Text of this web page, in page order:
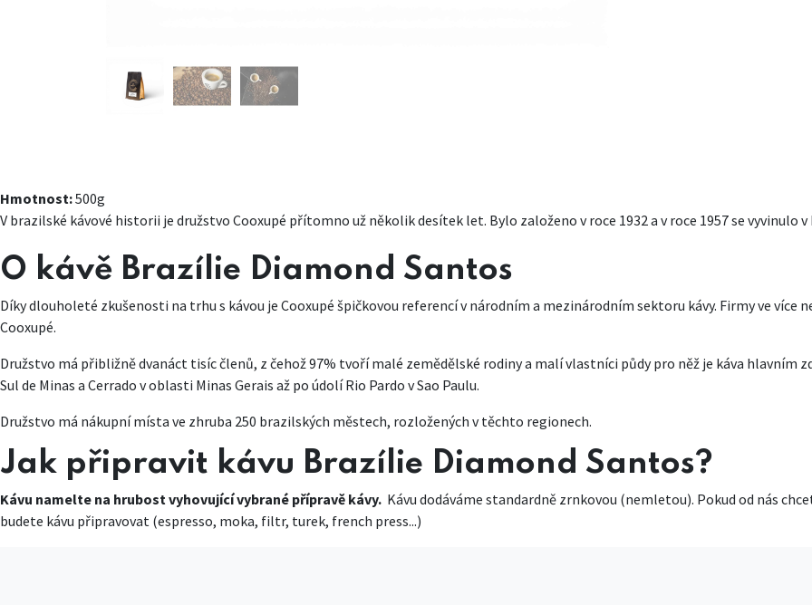
Hmotnost:500g
V brazilské kávové historii je družstvo Cooxupé přítomno už několik desítek let. Bylo založeno v roce 1932 a v roce 1957 se vyvinulo
O kávě Brazílie Diamond Santos
Díky dlouholeté zkušenosti na trhu s kávou je Cooxupé špičkovou referencí v národním a mezinárodním sektoru kávy. Firmy ve
Cooxupé.
Družstvo má přibližně dvanáct tisíc členů, z čehož 97% tvoří malé zemědělské rodiny a malí vlastníci půdy pro něž je káva hlavním
Sul de Minas a Cerrado v oblasti Minas Gerais až po údolí Rio Pardo v Sao Paulu.
Družstvo má nákupní místa ve zhruba 250 brazilských městech, rozložených v těchto regionech.
Jak připravit kávu Brazílie Diamond Santos?
Kávu namelte na hrubost vyhovující vybrané přípravě kávy. Kávu dodáváme standardně zrnkovou (nemletou). Pokud od nás
budete kávu připravovat (espresso, moka, filtr, turek, french press...)